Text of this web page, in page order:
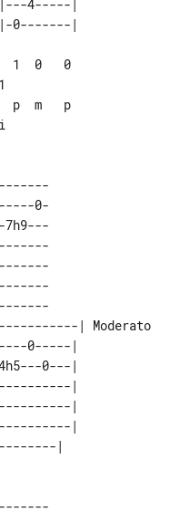
|---4-----|
1  0   0
p  m   p
0-
| Moderato
0-------0-----|
0-4h5---0---|
|
|
|